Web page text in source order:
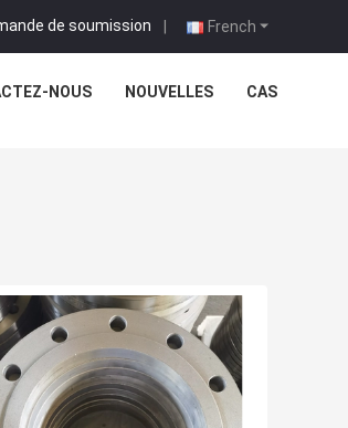
French
de soumission |
NOUS NOUVELLES CAS